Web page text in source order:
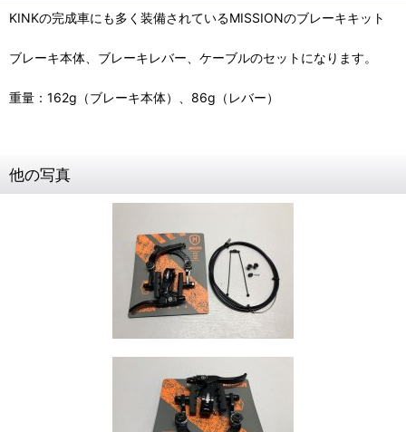
KINKの完成車にも多く装備されているMISSIONのブレーキキット
ブレーキ本体、ブレーキレバー、ケーブルのセットになります。
重量：162g（ブレーキ本体）、86g（レバー）
他の写真